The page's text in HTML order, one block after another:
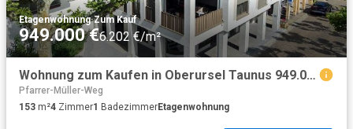
Etagenwohnung·Zum Kauf
949.000 €6.202 €/m²
Wohnung zum Kaufen in Oberursel Taunus 949.000,00 EUR 153 m²
Pfarrer-Müller-Weg
153 m²4 Zimmer1 BadezimmerEtagenwohnung